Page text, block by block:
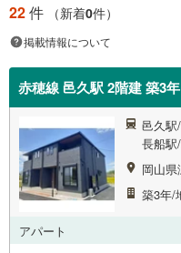
22件 （新着0件）
掲載情報について
赤穂線 邑久駅 2階建 築3年
邑久駅
長船駅
岡山
築3年/
アパート